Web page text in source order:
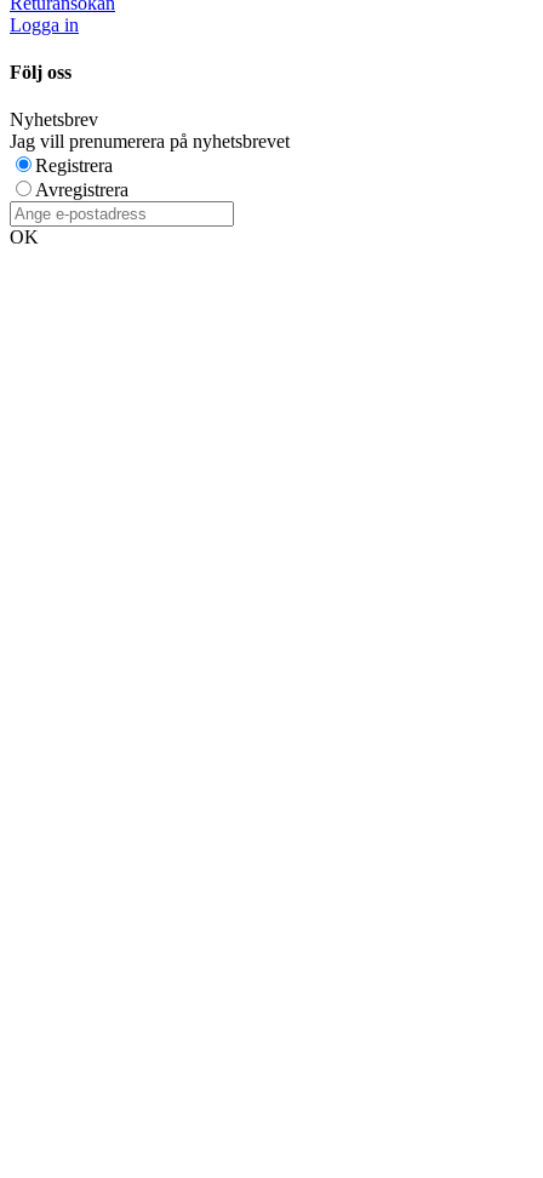
Logga in
Följ oss
Nyhetsbrev
Jag vill prenumerera på nyhetsbrevet
Registrera
Avregistrera
OK